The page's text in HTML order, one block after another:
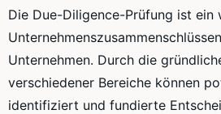
Die Due-Diligence-Prüfung ist
Unternehmen. Durch die
verschiedener Bereiche können
identifiziert und fundierte